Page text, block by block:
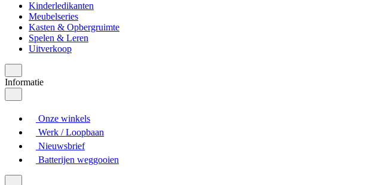
Kinderledikanten
Meubelseries
Kasten & Opbergruimte
Spelen & Leren
Uitverkoop
Informatie
Onze winkels
Werk / Loopbaan
Nieuwsbrief
Batterijen weggooien